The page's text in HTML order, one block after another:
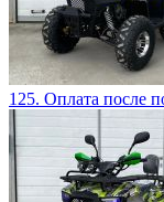
125. Оплата после